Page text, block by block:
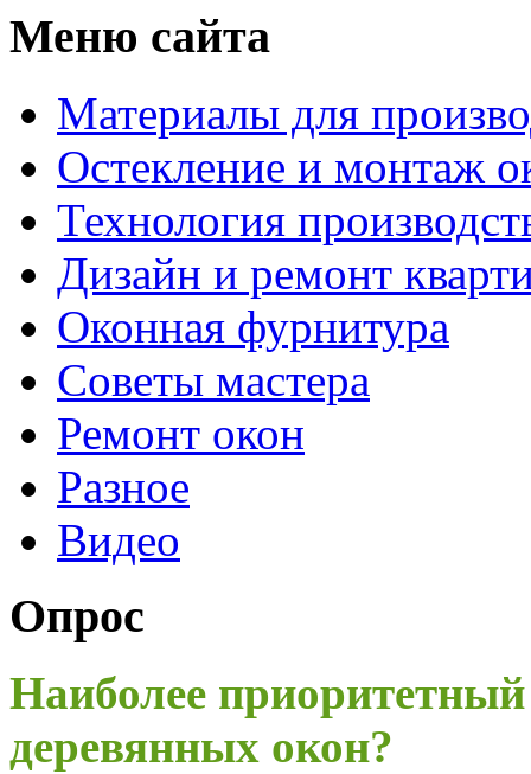
Меню сайта
Материалы для
Остекление и монтаж
Технология
Дизайн и ремонт
Оконная фурнитура
Советы мастера
Ремонт окон
Разное
Видео
Опрос
Наиболее
деревянных окон?